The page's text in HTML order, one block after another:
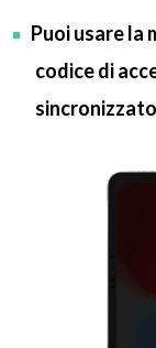
Puoi usare la
codice di